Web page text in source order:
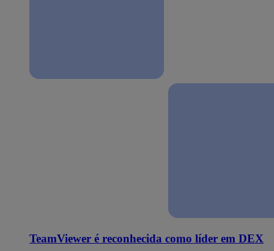
TeamViewer é reconhecida como líder em DEX